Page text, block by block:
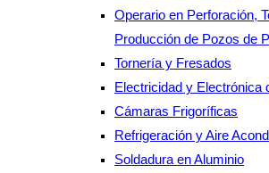
Operario en Perforación,
Producción de Pozos de
Tornería y Fresados
Electricidad y Electrónica
Cámaras Frigoríficas
Refrigeración y Aire
Soldadura en Aluminio